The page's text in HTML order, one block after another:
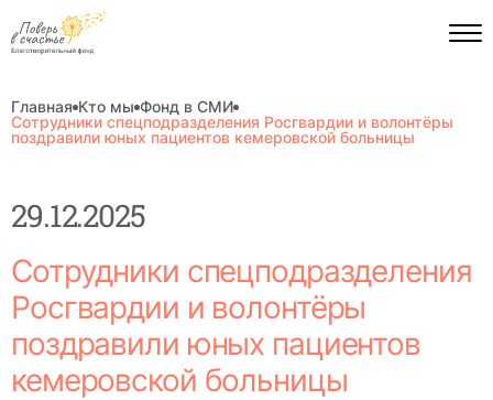
Главная Кто мы Фонд в СМИ
Сотрудники спецподразделения Росгвардии и волонтёры
поздравили юных пациентов кемеровской больницы
29.12.2025
Сотрудники спецподразделения
Росгвардии и волонтёры
поздравили юных пациентов
кемеровской больницы